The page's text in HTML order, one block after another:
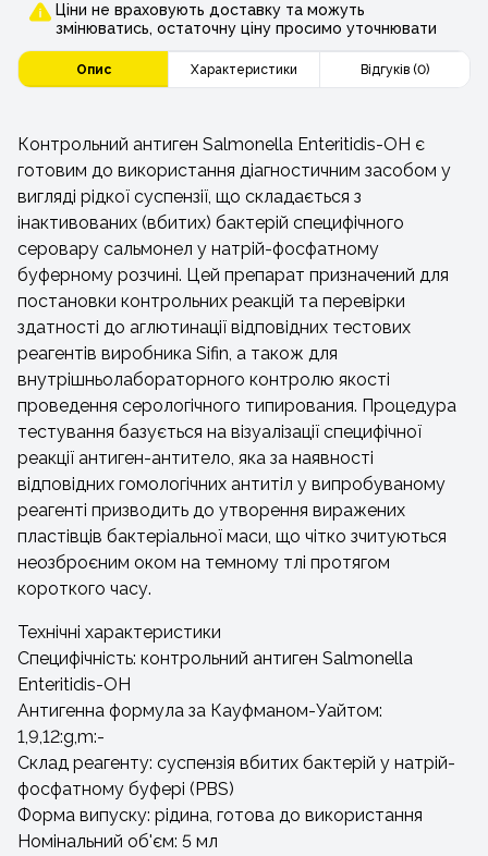
Ціни не враховують доставку та можуть
змінюватись, остаточну ціну просимо уточнювати
Опис Характеристики Відгуків (0)
Контрольний антиген Salmonella Enteritidis-OH є
готовим до використання діагностичним засобом у
вигляді рідкої суспензії, що складається з
інактивованих (вбитих) бактерій специфічного
серовару сальмонел у натрій-фосфатному
буферному розчині. Цей препарат призначений для
постановки контрольних реакцій та перевірки
здатності до аглютинації відповідних тестових
реагентів виробника Sifin, а також для
внутрішньолабораторного контролю якості
проведення серологічного типирования. Процедура
тестування базується на візуалізації специфічної
реакції антиген-антитело, яка за наявності
відповідних гомологічних антитіл у випробуваному
реагенті призводить до утворення виражених
пластівців бактеріальної маси, що чітко зчитуються
неозброєним оком на темному тлі протягом
короткого часу.
Технічні характеристики
Специфічність: контрольний антиген Salmonella
Enteritidis-OH
Антигенна формула за Кауфманом-Уайтом:
1,9,12:g,m:-
Склад реагенту: суспензія вбитих бактерій у натрій-
фосфатному буфері (PBS)
Форма випуску: рідина, готова до використання
Номінальний об'єм: 5 мл